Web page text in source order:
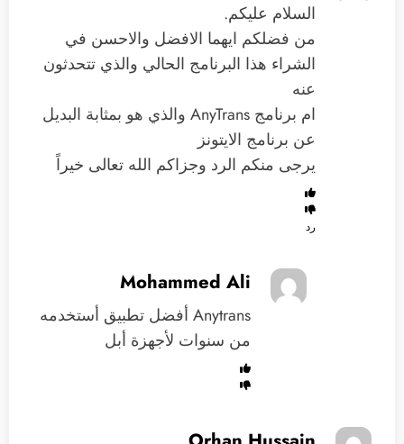
السلام عليكم.
من فضلكم ايهما الافضل والاحسن في
الشراء هذا البرنامج الحالي والذي تتحدثون
عنه
ام برنامج AnyTrans والذي هو بمثابة البديل
عن برنامج الايتونز
يرجى منكم الرد وجزاكم الله تعالى خيراً
رد
Mohammed Ali
Anytrans أفضل تطبيق أستخدمه
من سنوات لأجهزة أبل